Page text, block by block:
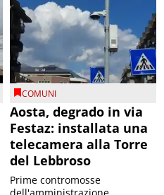
COMUNI
Aosta, degrado in via
Festaz: installata una
telecamera alla Torre
del Lebbroso
Prime contromosse
dell'amministrazione